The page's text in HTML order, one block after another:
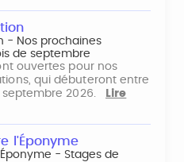
- Nos prochaines
de septembre
ouvertes pour nos
qui débuteront entre
septembre 2026.
Lire
l'Éponyme
- Stages de